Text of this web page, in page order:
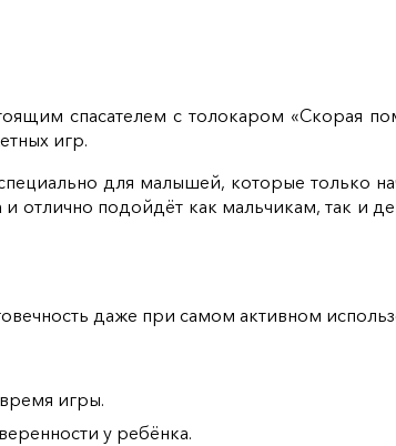
спасателем с толокаром «Скорая
игр.
для малышей, которые только
и отлично подойдёт как мальчикам, так и
даже при самом активном
игры.
у ребёнка.